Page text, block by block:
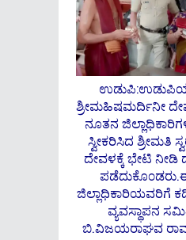
ಶ್ರೀಮಹಿಷಮರ್ದಿನೀ
ನೂತನ
ಸ್ವೀಕರಿಸಿದ ಶ್ರೀಮತಿ
ದೇವಳಕ್ಕೆ ಭೇಟಿ ನೀಡಿ
ಜಿಲ್ಲಾಧಿಕಾರಿಯವರಿಗೆ
ವ್ಯವಸ್ಥಾಪನ
ಬಿ.ವಿಜಯರಾಘವ ರಾವ್